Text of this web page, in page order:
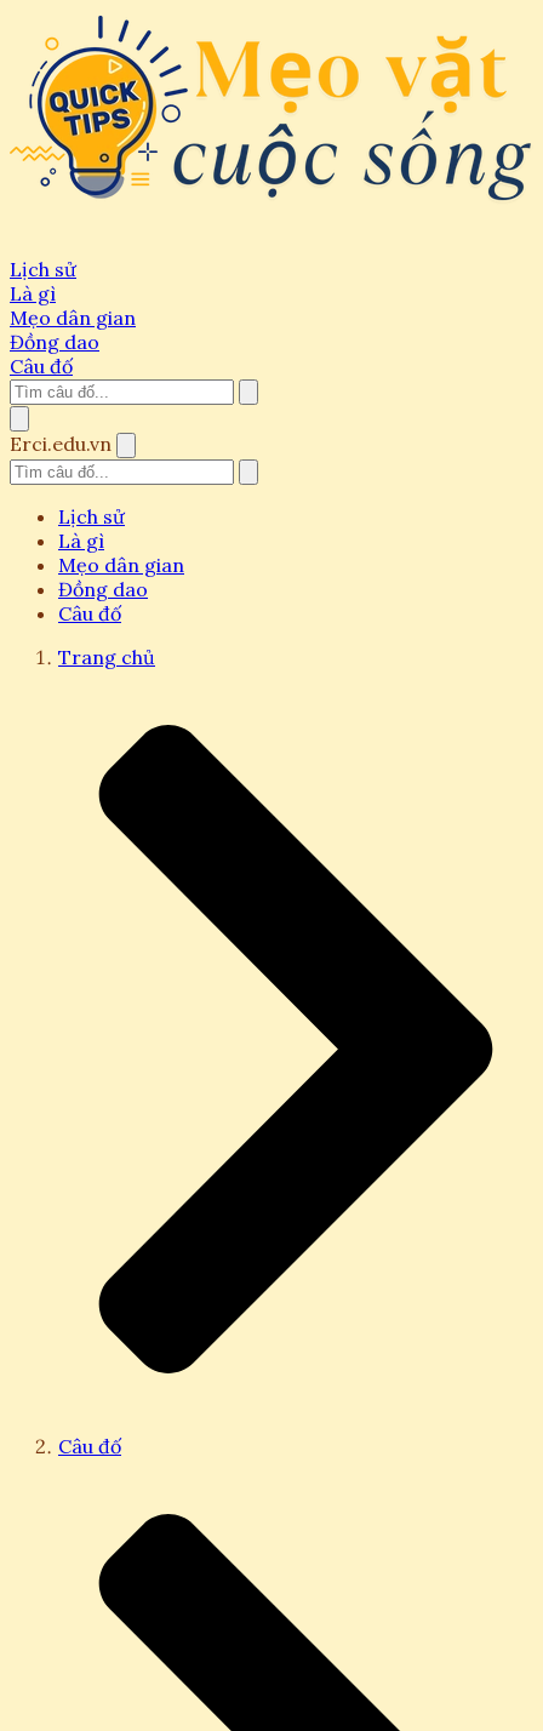
Lịch sử
Là gì
Mẹo dân gian
Đồng dao
Câu đố
Erci.edu.vn
Lịch sử
Là gì
Mẹo dân gian
Đồng dao
Câu đố
Trang chủ
Câu đố